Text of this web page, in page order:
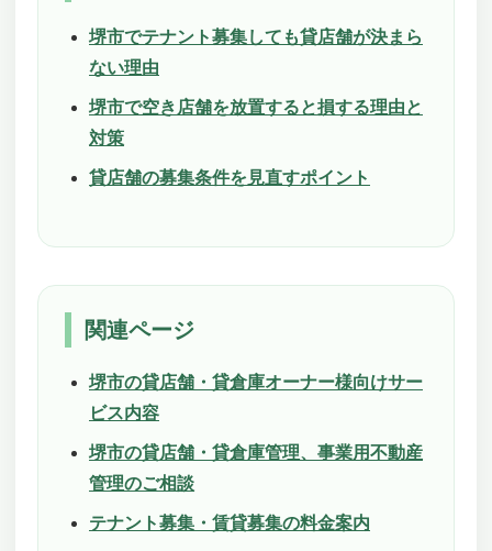
堺市でテナント募集しても貸店舗が決まら
ない理由
堺市で空き店舗を放置すると損する理由と
対策
貸店舗の募集条件を見直すポイント
関連ページ
堺市の貸店舗・貸倉庫オーナー様向けサー
ビス内容
堺市の貸店舗・貸倉庫管理、事業用不動産
管理のご相談
テナント募集・賃貸募集の料金案内